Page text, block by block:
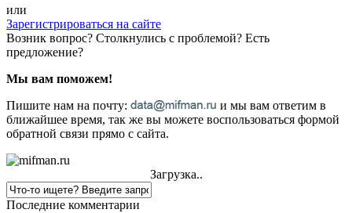
или
Зарегистрироваться на сайте
Возник вопрос? Столкнулись с проблемой? Есть
предложение?
Мы вам поможем!
Пишите нам на почту:
и мы вам ответим в
ближайшее время, так же вы можете воспользоваться формой
обратной связи прямо с сайта.
Загрузка..
Последние комментарии